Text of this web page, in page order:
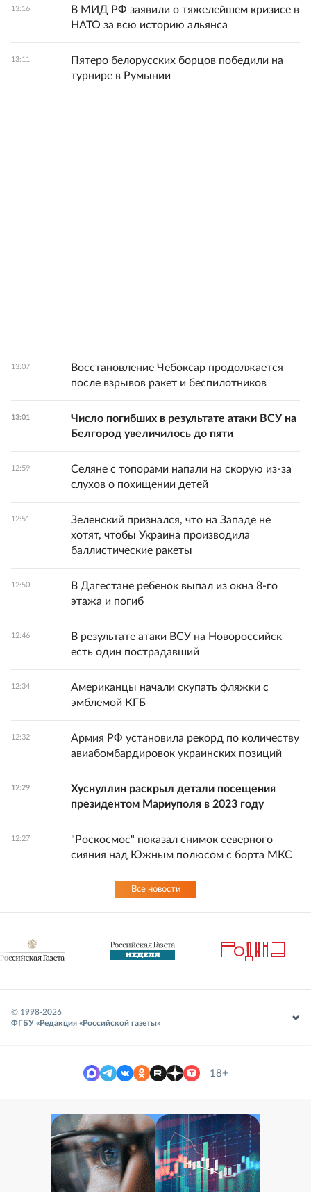
13:16
В МИД РФ заявили о тяжелейшем кризисе в
НАТО за всю историю альянса
13:11
Пятеро белорусских борцов победили на
турнире в Румынии
13:07
Восстановление Чебоксар продолжается
после взрывов ракет и беспилотников
13:01
Число погибших в результате атаки ВСУ на
Белгород увеличилось до пяти
12:59
Селяне с топорами напали на скорую из-за
слухов о похищении детей
12:51
Зеленский признался, что на Западе не
хотят, чтобы Украина производила
баллистические ракеты
12:50
В Дагестане ребенок выпал из окна 8-го
этажа и погиб
12:46
В результате атаки ВСУ на Новороссийск
есть один пострадавший
12:34
Американцы начали скупать фляжки с
эмблемой КГБ
12:32
Армия РФ установила рекорд по количеству
авиабомбардировок украинских позиций
12:29
Хуснуллин раскрыл детали посещения
президентом Мариуполя в 2023 году
12:27
"Роскосмос" показал снимок северного
сияния над Южным полюсом с борта МКС
Все новости
© 1998-2026
ФГБУ «Редакция «Российской газеты»
18+